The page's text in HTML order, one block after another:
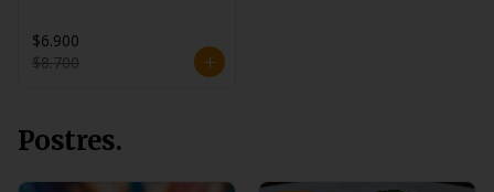
$6.900
$8.700
Postres.